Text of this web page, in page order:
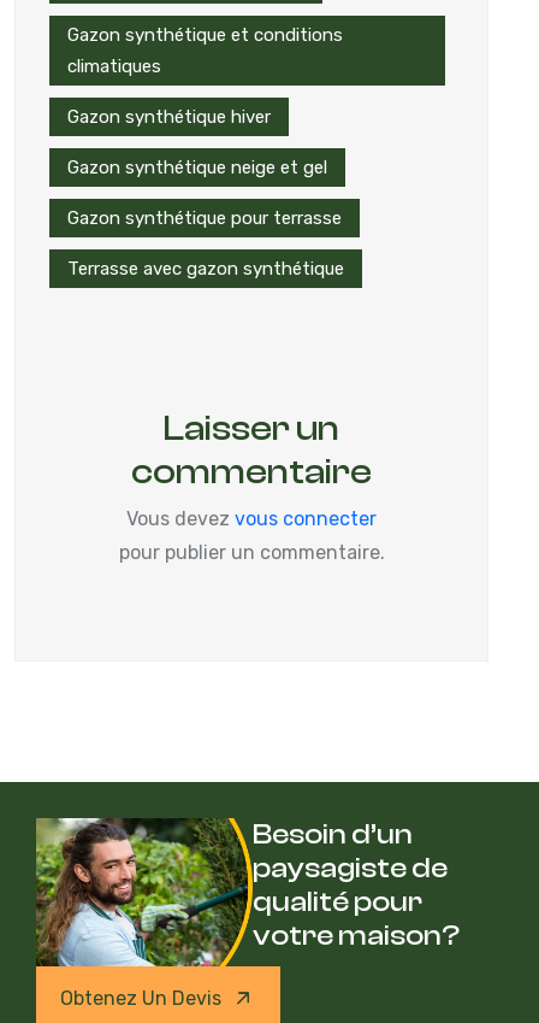
Gazon synthétique et conditions
climatiques
Gazon synthétique hiver
Gazon synthétique neige et gel
Gazon synthétique pour terrasse
Terrasse avec gazon synthétique
Laisser un
commentaire
Vous devez vous connecter
pour publier un commentaire.
Besoin d’un
paysagiste de
qualité pour
votre maison?
Obtenez Un Devis